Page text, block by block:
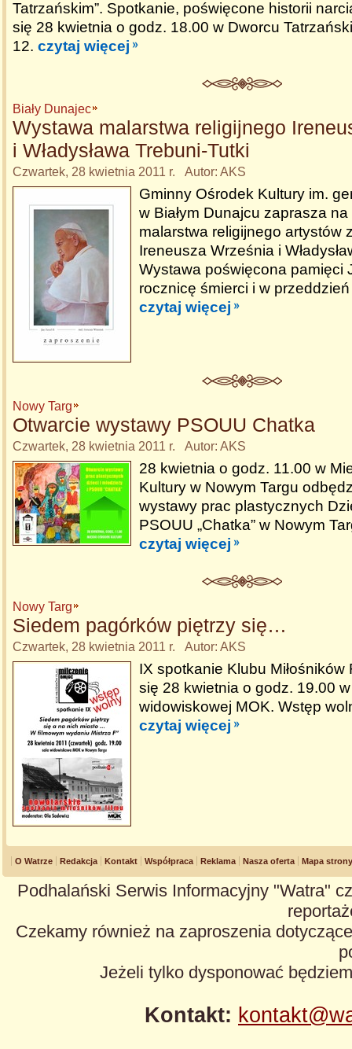
Tatrzańskim”. Spotkanie, poświęcone historii
się 28 kwietnia o godz. 18.00 w Dworcu
12. czytaj więcej
Biały Dunajec
Wystawa malarstwa religijnego
i Władysława Trebuni-Tutki
Czwartek, 28 kwietnia 2011 r. Autor: AKS
Gminny Ośrodek Kultury im.
w Białym Dunajcu zaprasza
malarstwa religijnego artystów
Ireneusza Września i
Wystawa poświęcona pamięci
rocznicę śmierci i w
czytaj więcej
Nowy Targ
Otwarcie wystawy PSOUU Chatka
Czwartek, 28 kwietnia 2011 r. Autor: AKS
28 kwietnia o godz. 11.00 w
Kultury w Nowym Targu
wystawy prac plastycznych
PSOUU „Chatka” w Nowym
czytaj więcej
Nowy Targ
Siedem pagórków piętrzy się…
Czwartek, 28 kwietnia 2011 r. Autor: AKS
IX spotkanie Klubu
się 28 kwietnia o godz. 19.00
widowiskowej MOK. Wstęp
czytaj więcej
O Watrze Redakcja Kontakt Współpraca Reklama Nasza oferta Mapa strony
Podhalański Serwis Informacyjny "Watra"
Czekamy również na zaproszenia
Jeżeli tylko dysponować
Kontakt: